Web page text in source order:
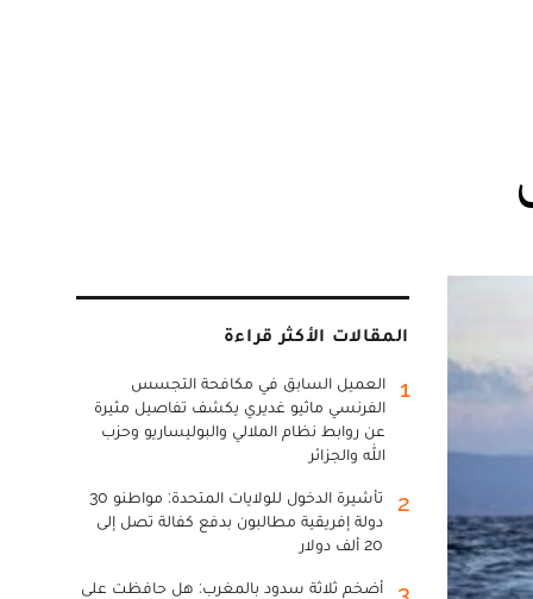
المقالات الأكثر قراءة
1
العميل السابق في مكافحة التجسس
الفرنسي ماثيو غديري يكشف تفاصيل مثيرة
عن روابط نظام الملالي والبوليساريو وحزب
الله والجزائر
2
تأشيرة الدخول للولايات المتحدة: مواطنو 30
دولة إفريقية مطالبون بدفع كفالة تصل إلى
20 ألف دولار
3
أضخم ثلاثة سدود بالمغرب: هل حافظت على